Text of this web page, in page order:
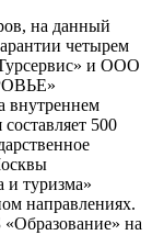
на данный
четырем
и ООО
внутреннем
500
и туризма»
направлениях.
на